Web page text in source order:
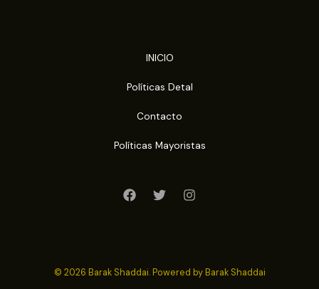
INICIO
Políticas Detal
Contacto
Políticas Mayoristas
© 2026 Barak Shaddai. Powered by Barak Shaddai